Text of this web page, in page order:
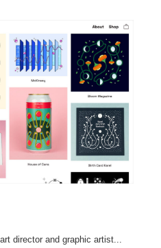
director and graphic artist...